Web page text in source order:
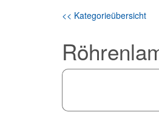
<< Kategorieübersicht